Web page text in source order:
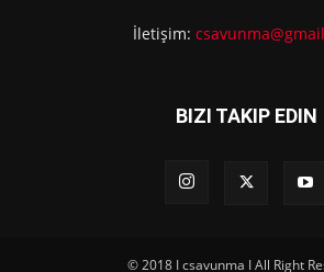
İletişim:
BIZI TAKIP EDIN
© 2018 I csavunma I All Right